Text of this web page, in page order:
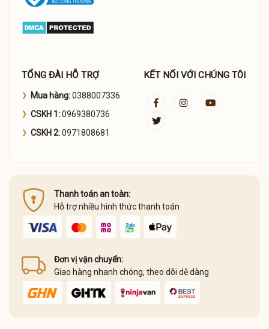
TỔNG ĐÀI HỖ TRỢ
Mua hàng:0388007336
CSKH 1:0969380736
CSKH 2:0971808681
KẾT NỐI VỚI CHÚNG TÔI
Thanh toán an toàn:
Hỗ trợ nhiều hình thức thanh toán
Đơn vị vận chuyển:
Giao hàng nhanh chóng, theo dõi dễ dàng